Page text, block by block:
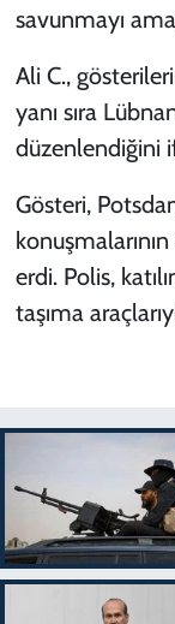
savunmayı
Ali C.,
yanı sıra
düzenlendiğini
Gösteri,
erdi. Polis,
taşıma